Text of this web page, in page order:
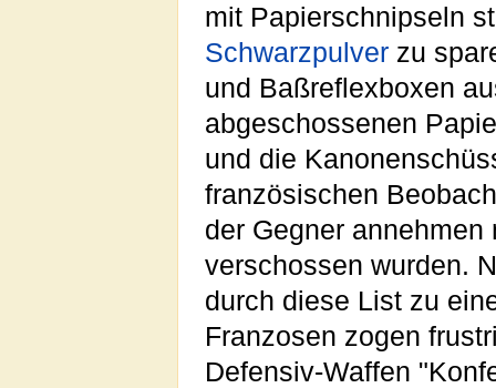
mit Papierschnipseln
Schwarzpulver zu
und Baßreflexboxen
abgeschossenen
und die
französischen
der Gegner
verschossen wurden.
durch diese List zu
Franzosen zogen
Defensiv-Waffen